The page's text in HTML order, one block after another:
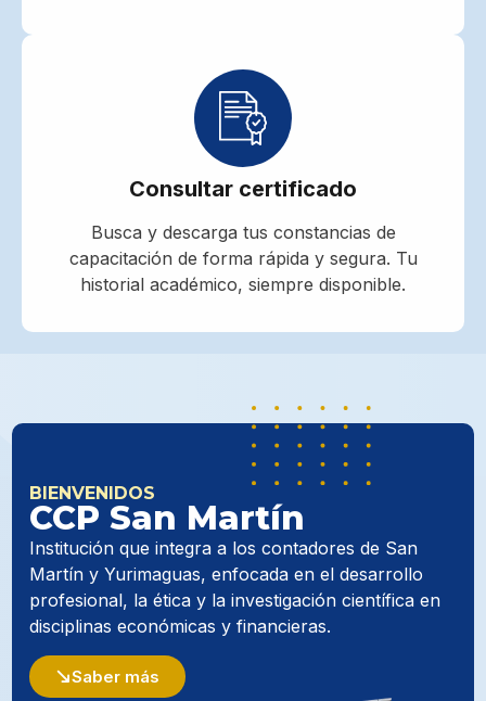
Consultar certificado
Busca y descarga tus constancias de
capacitación de forma rápida y segura. Tu
historial académico, siempre disponible.
BIENVENIDOS
CCP San Martín
Institución que integra a los contadores de San
Martín y Yurimaguas, enfocada en el desarrollo
profesional, la ética y la investigación científica en
disciplinas económicas y financieras.
Saber más